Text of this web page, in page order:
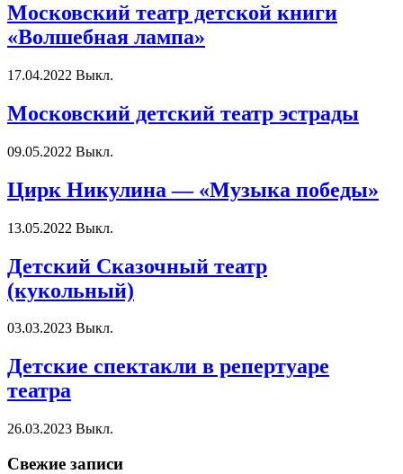
Московский театр детской книги
«Волшебная лампа»
17.04.2022 Выкл.
Московский детский театр эстрады
09.05.2022 Выкл.
Цирк Никулина — «Музыка победы»
13.05.2022 Выкл.
Детский Сказочный театр
(кукольный)
03.03.2023 Выкл.
Детские спектакли в репертуаре
театра
26.03.2023 Выкл.
Свежие записи